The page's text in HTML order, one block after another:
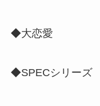
◆大恋愛
◆SPECシリーズ